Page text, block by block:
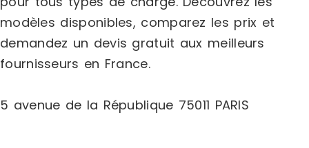
propose un montage sans outil.Vous
pouvez la monter rapidement et
facilement sans outils compliqués, vous
faisant gagner du temps et des
efforts.Caractéristiques techniques :
Couleur : Orange + Bleu Matériaux :
61 x 203 cm Charge maximale totale :
2400 kg Poids net : 55,5 kg Contenu de
modèles disponibles, comparez les prix et
demandez un devis gratuit aux meilleurs
fournisseurs en France.
5 avenue de la République 75011 PARIS